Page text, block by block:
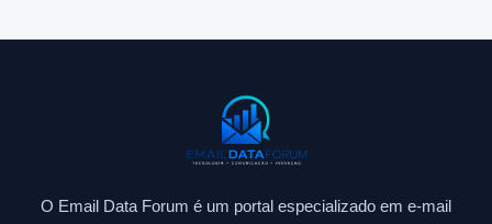
O Email Data Forum é um portal especializado em e-mail